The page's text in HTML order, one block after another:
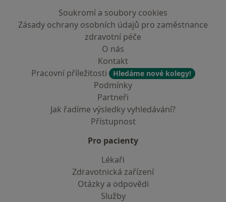
Soukromí a soubory cookies
Zásady ochrany osobních údajů pro zaměstnance
zdravotní péče
O nás
Kontakt
Pracovní příležitosti
Hledáme nové kolegy!
Podmínky
Partneři
Jak řadíme výsledky vyhledávání?
Přístupnost
Pro pacienty
Lékaři
Zdravotnická zařízení
Otázky a odpovědi
Služby